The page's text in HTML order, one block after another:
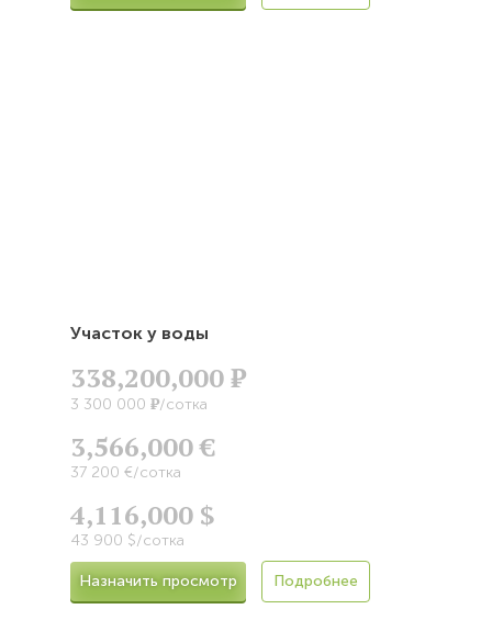
Участок у воды
338,200,000Р
3 300 000 Р/сотка
3,566,000 €
37 200 €/сотка
4,116,000 $
43 900 $/сотка
Назначить просмотр Подробнее